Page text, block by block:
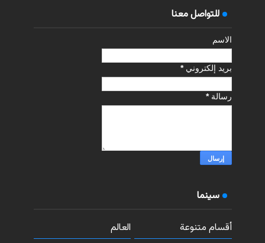
للتواصل معنا
الاسم
بريد إلكتروني*
رسالة*
سينما
أقسام متنوعة العالم